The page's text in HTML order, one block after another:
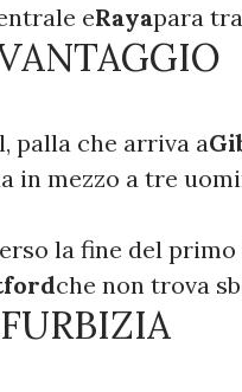
eRayapara
palla che arriva a
in mezzo a tre
la fine del
che non trova